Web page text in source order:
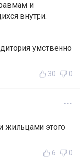
и
внутри.
умственно
30 0
жильцами этого
6 0